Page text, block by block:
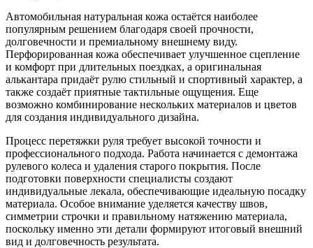
Автомобильная натуральная кожа остаётся наиболее
популярным решением благодаря своей прочности,
долговечности и премиальному внешнему виду.
Перфорированная кожа обеспечивает улучшенное сцепление
и комфорт при длительных поездках, а оригинальная
алькантара придаёт рулю стильный и спортивный характер, а
также создаёт приятные тактильные ощущения. Еще
возможно комбинирование нескольких материалов и цветов
для создания индивидуального дизайна.
Процесс перетяжки руля требует высокой точности и
профессионального подхода. Работа начинается с демонтажа
рулевого колеса и удаления старого покрытия. После
подготовки поверхности специалисты создают
индивидуальные лекала, обеспечивающие идеальную посадку
материала. Особое внимание уделяется качеству швов,
симметрии строчки и правильному натяжению материала,
поскольку именно эти детали формируют итоговый внешний
вид и долговечность результата.